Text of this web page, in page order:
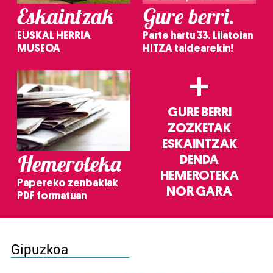
Eskaintzak
EUSKAL HERRIA
MUSEOA
Gure berri.
Parte hartu 33. Lilatoian
HITZA taldearekin!
Hemeroteka
Papereko zenbakiak
PDF formatuan
+
GURE BERRI
ZOZKETAK
ESKAINTZAK
DENDA
HEMEROTEKA
NOR GARA
Gipuzkoa